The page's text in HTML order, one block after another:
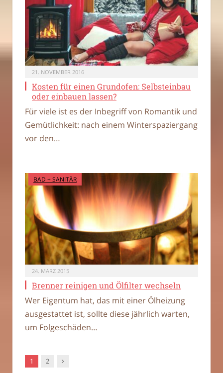
21. NOVEMBER 2016
Kosten für einen Grundofen: Selbsteinbau
oder einbauen lassen?
Für viele ist es der Inbegriff von Romantik und
Gemütlichkeit: nach einem Winterspaziergang
vor den…
BAD + SANITÄR
24. MÄRZ 2015
Brenner reinigen und Ölfilter wechseln
Wer Eigentum hat, das mit einer Ölheizung
ausgestattet ist, sollte diese jährlich warten,
um Folgeschäden…
1 2 Nachfolger